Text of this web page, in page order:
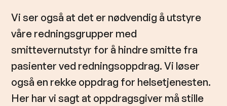
Vi ser også at det er nødvendig å utstyre
våre redningsgrupper med
smittevernutstyr for å hindre smitte fra
pasienter ved redningsoppdrag. Vi løser
også en rekke oppdrag for helsetjenesten.
Her har vi sagt at oppdragsgiver må stille